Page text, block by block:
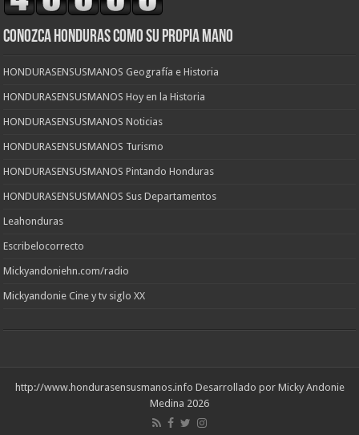
CONOZCA HONDURAS COMO SU PROPIA MANO
HONDURASENSUSMANOS Geografía e Historia
HONDURASENSUSMANOS Hoy en la Historia
HONDURASENSUSMANOS Noticias
HONDURASENSUSMANOS Turismo
HONDURASENSUSMANOS Pintando Honduras
HONDURASENSUSMANOS Sus Departamentos
Leahonduras
Escribelocorrecto
Mickyandoniehn.com/radio
Mickyandonie Cine y tv siglo XX
http://www.hondurasensusmanos.info Desarrollado por Micky Andonie
Medina 2026